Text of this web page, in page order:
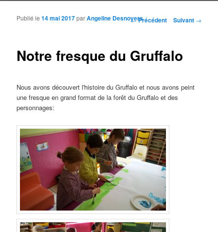
Navigation des articles
←Précédent Suivant →
Notre fresque du Gruffalo
Publié le14 mai 2017parAngeline Desnoyers
Nous avons découvert l'histoire du Gruffalo et nous avons peint
une fresque en grand format de la forêt du Gruffalo et des
personnages: